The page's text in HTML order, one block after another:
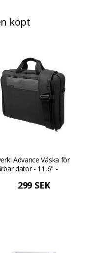
köpt
Advance Väska för
dator - 11,6" -
299 SEK